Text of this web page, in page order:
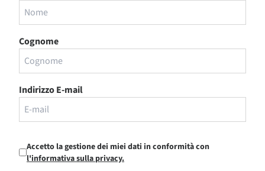
Cognome
Indirizzo E-mail
Accetto la gestione dei miei dati in conformità con
l'informativa sulla privacy.